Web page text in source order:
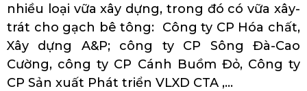
nhiều loại vữa xây dựng, trong đó có vữa xây-
trát cho gạch bê tông: Công ty CP Hóa chất,
Xây dựng A&P; công ty CP Sông Đà-Cao
Cường, công ty CP Cánh Buồm Đỏ, Công ty
CP Sản xuất Phát triển VLXD CTA ,…